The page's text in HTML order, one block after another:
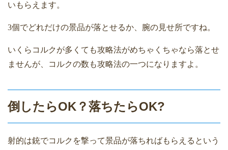
いもらえます。
3個でどれだけの景品が落とせるか、腕の見せ所ですね。
いくらコルクが多くても攻略法がめちゃくちゃなら落とせ
ませんが、コルクの数も攻略法の一つになりますよ。
倒したらOK？落ちたらOK?
射的は銃でコルクを撃って景品が落ちればもらえるという